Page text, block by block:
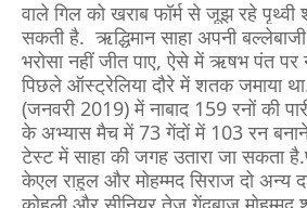
वाले गिल को खराब फॉर्म से जूझ रहे पृथ्वी
सकती है. ऋद्धिमान साहा अपनी
भरोसा नहीं जीत पाए, ऐसे में ऋषभ पंत
पिछले ऑस्ट्रेलिया दौरे में शतक जमाया
(जनवरी 2019) में नाबाद 159 रनों की
के अभ्यास मैच में 73 गेंदों में 103 रन
टेस्ट में साहा की जगह उतारा जा सकता है.
केएल राहुल और मोहम्मद सिराज दो अन्य